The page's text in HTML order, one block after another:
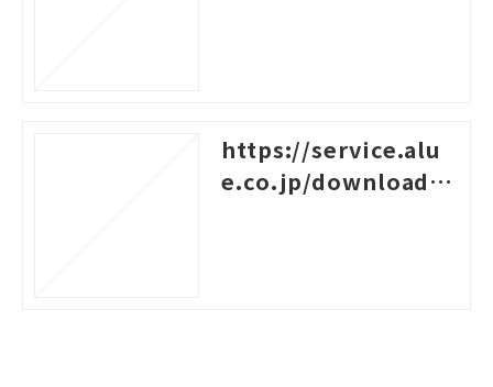
https://service.alu
e.co.jp/download/3